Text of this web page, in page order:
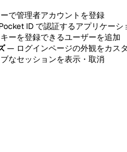
で管理者アカウントを登録
ID で認証するアプリケーシ
ーを登録できるユーザーを追加
— ログインページの外観をカス
なセッションを表示・取消